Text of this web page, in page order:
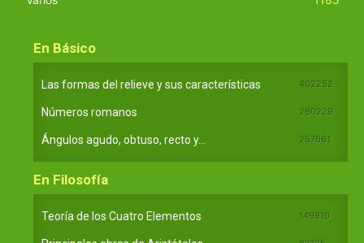
En Básico
Las formas del relieve y sus características 402252
Números romanos 260229
Ángulos agudo, obtuso, recto y... 257661
En Filosofía
Teoría de los Cuatro Elementos 149910